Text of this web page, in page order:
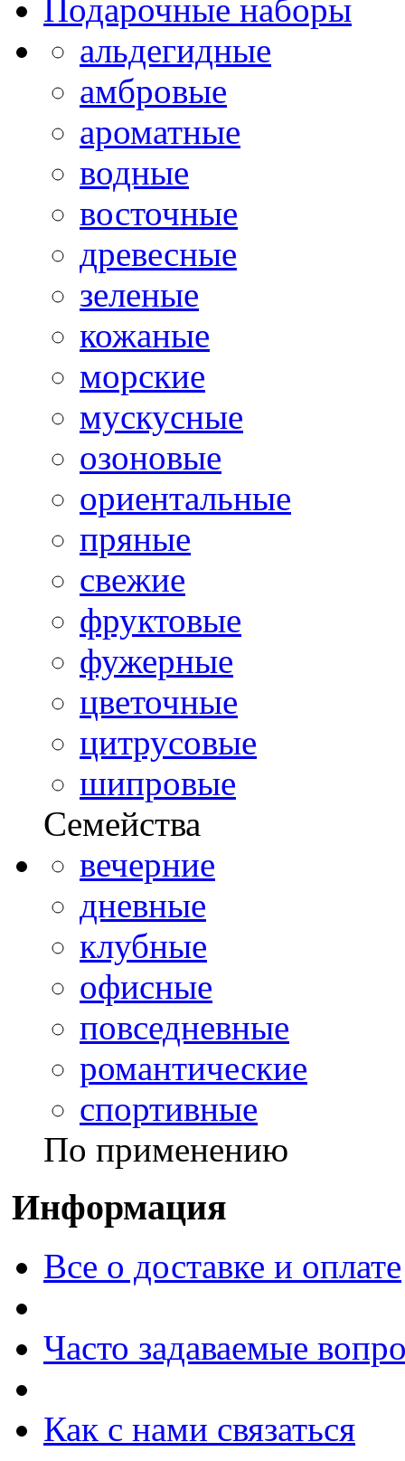
Подарочные наборы
альдегидные
амбровые
ароматные
водные
восточные
древесные
зеленые
кожаные
морские
мускусные
озоновые
ориентальные
пряные
свежие
фруктовые
фужерные
цветочные
цитрусовые
шипровые
Семейства
вечерние
дневные
клубные
офисные
повседневные
романтические
спортивные
По применению
Информация
Все о доставке и оплате
Часто задаваемые
Как с нами связаться